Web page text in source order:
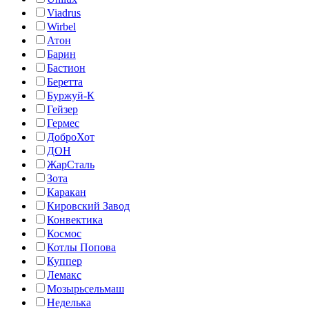
Viadrus
Wirbel
Атон
Барин
Бастион
Беретта
Буржуй-К
Гейзер
Гермес
ДоброХот
ДОН
ЖарСталь
Зота
Каракан
Кировский Завод
Конвектика
Космос
Котлы Попова
Куппер
Лемакс
Мозырьсельмаш
Неделька